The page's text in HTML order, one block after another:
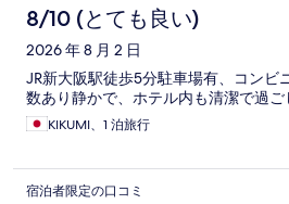
コ
ミ
8/10 (とても良い)
2026 年 8 月 2 日
JR新大阪駅徒歩5分駐車場有、コンビ
数あり静かで、ホテル内も清潔で過ご
KIKUMI、1 泊旅行
宿泊者限定の口コミ